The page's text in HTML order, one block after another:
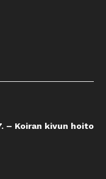
– Koiran kivun hoito